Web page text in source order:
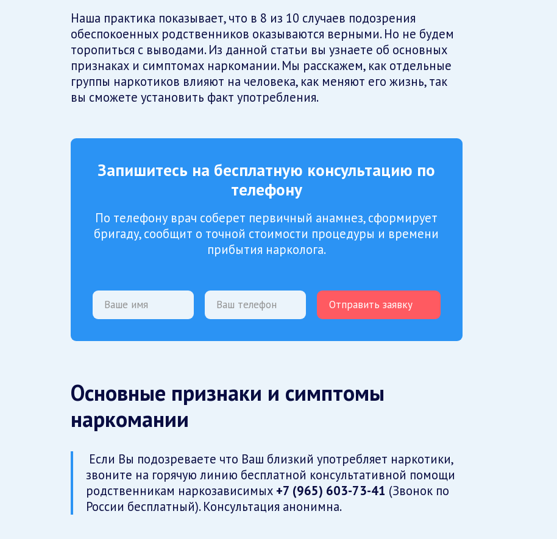
Наша практика показывает, что в 8 из 10 случаев подозрения
обеспокоенных родственников оказываются верными. Но не будем
торопиться с выводами. Из данной статьи вы узнаете об основных
признаках и симптомах наркомании. Мы расскажем, как отдельные
группы наркотиков влияют на человека, как меняют его жизнь, так
вы сможете установить факт употребления.
Запишитесь на бесплатную консультацию по
телефону
По телефону врач соберет первичный анамнез, сформирует
бригаду, сообщит о точной стоимости процедуры и времени
прибытия нарколога.
Отправить заявку
Основные признаки и симптомы
наркомании
Если Вы подозреваете что Ваш близкий употребляет наркотики,
звоните на горячую линию бесплатной консультативной помощи
родственникам наркозависимых +7 (965) 603-73-41 (Звонок по
России бесплатный). Консультация анонимна.